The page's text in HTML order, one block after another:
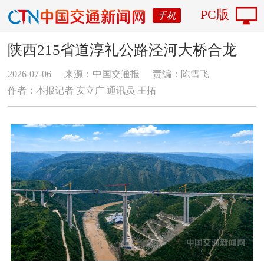
手机 PC版
陕西215省道淳礼公路泾河大桥合龙
2026-07-06 来源：中国交通报
责编：陈雪飞
作者：本报记者 安立广 通讯员 王拓